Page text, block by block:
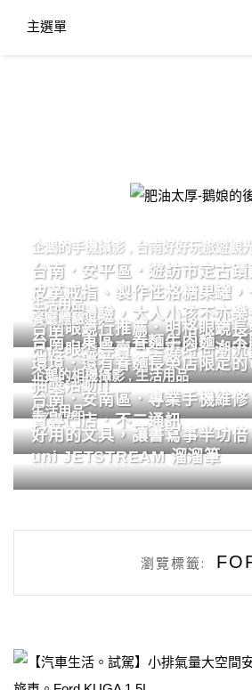
主選單
肥油
企鵝的手機攝影 台南好好玩旅遊觀
台南．安平區．遊訪市定古
皮革戒指、製作性格糖果罐
的手作體驗，大人小孩不亦樂
生活用品
台南眼鏡行推薦．明格眼鏡
品牌眼鏡專賣．掌握時尚潮
餐廳體驗
台南．東區．眷麵牛肉麵．
環境．還有眷麵長榮店限定
抽獎活動!!
企鵝的相機攝影,生活用品
台南．安南區．專業手機維
賣專門店．不二通訊
生活用品
好用的文具，讓書寫事半功
uni JETSTREAM 溜溜筆
瀏覽標籤: